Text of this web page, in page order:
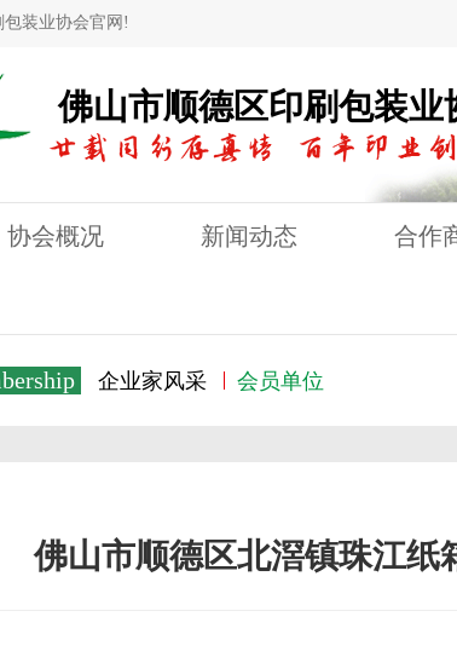
装业协会官网!
佛山市顺德区印刷包装业
协会概况 新闻动态 合作
企业家风采 会员单位
佛山市顺德区北滘镇珠江纸